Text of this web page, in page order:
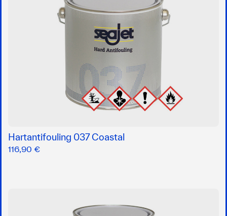
Hartantifouling 037 Coastal
116,90 €